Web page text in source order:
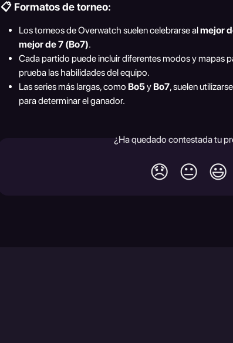
📋 Formatos de torneo:
Los torneos de Overwatch suelen celebrarse al mejor
mejor de 7 (Bo7).
Cada partido puede incluir diferentes modos y mapas
prueba las habilidades del equipo.
Las series más largas, como Bo5 y Bo7, suelen
para determinar el ganador.
¿Ha quedado contestada tu
😞 😐 😃